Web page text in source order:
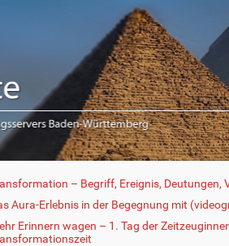
– Begriff, Ereignis, Deutungen,
Aura-Erlebnis in der Begegnung mit
Erinnern wagen – 1. Tag der